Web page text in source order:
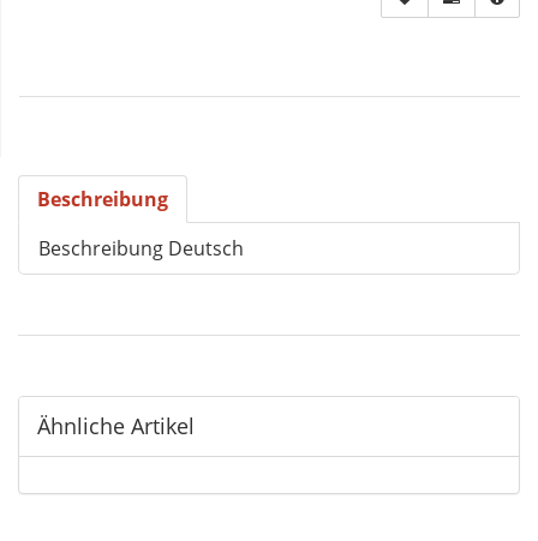
Beschreibung
Beschreibung Deutsch
Ähnliche Artikel